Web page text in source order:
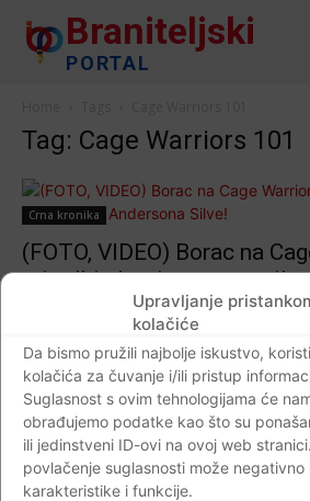
Upravljanje
kolačiće
Da bismo pružili najbolje iskustvo,
kolačića za čuvanje i/ili pristup
Suglasnost s ovim tehnologijama će
obrađujemo podatke kao što su
ili jedinstveni ID-ovi na ovoj web
povlačenje suglasnosti može
karakteristike i funkcije.
Braniteljski
PORTAL
Tag: Cage Warriors 101
Crna kronika
(FOTO, VIDEO) Borac na
priredbi slomio nogu u stilu
Impressum Kontaktirajte nas
© Newspaper WordPress